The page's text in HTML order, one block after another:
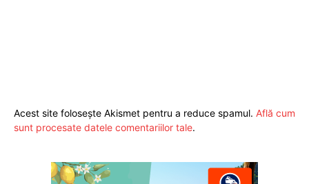
Acest site folosește Akismet pentru a reduce spamul. Află cum
sunt procesate datele comentariilor tale.